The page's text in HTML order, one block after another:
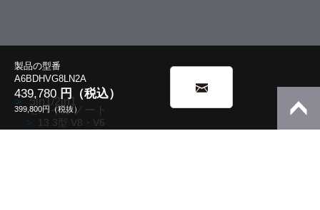
製品の型番
A6BDHVG8LN2A
439,780 円（税込）
399,800円（税抜）
5in1/2in1
モバイルノート
13.3型 V8・V6